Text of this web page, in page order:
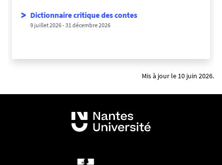
Dictionnaire critique des contes
9 juillet 2026-31 décembre 2026
Mis à jour le 10 juin 2026.